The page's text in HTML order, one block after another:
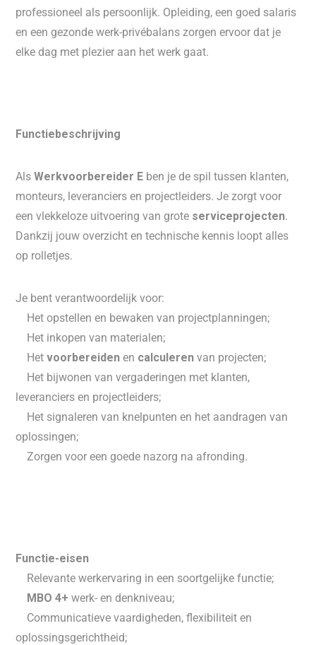
professioneel als persoonlijk. Opleiding, een goed salaris
en een gezonde werk-privébalans zorgen ervoor dat je
elke dag met plezier aan het werk gaat.
Functiebeschrijving
AlsWerkvoorbereider E ben je de spil tussen klanten,
monteurs, leveranciers en projectleiders. Je zorgt voor
een vlekkeloze uitvoering van grote serviceprojecten.
Dankzij jouw overzicht en technische kennis loopt alles
op rolletjes.
Je bent verantwoordelijk voor:
 Het opstellen en bewaken van projectplanningen;
 Het inkopen van materialen;
 Hetvoorbereiden en calculeren van projecten;
 Het bijwonen van vergaderingen met klanten,
leveranciers en projectleiders;
 Het signaleren van knelpunten en het aandragen van
oplossingen;
 Zorgen voor een goede nazorg na afronding.
Functie-eisen
 Relevante werkervaring in een soortgelijke functie;
MBO 4+ werk- en denkniveau;
 Communicatieve vaardigheden, flexibiliteit en
oplossingsgerichtheid;